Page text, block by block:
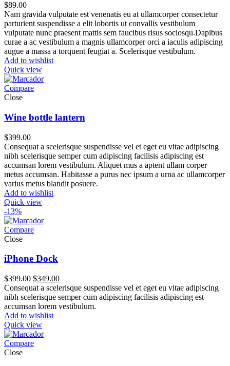
$89.00
Nam gravida vulputate est venenatis eu at ullamcorper consectetur
parturient suspendisse a elit lobortis ut convallis vestibulum
vulputate nunc praesent mattis sem faucibus risus sociosqu.Dapibus
curae a ac vestibulum a magnis ullamcorper orci a iaculis adipiscing
augue a massa a torquent feugiat a. Scelerisque vestibulum.
Add to wishlist
Quick view
Compare
Close
Wine bottle lantern
$399.00
Consequat a scelerisque suspendisse vel et eget eu vitae adipiscing
nibh scelerisque semper cum adipiscing facilisis adipiscing est
accumsan lorem vestibulum. Aliquet mus a aptent ullam corper
metus accumsan. Habitasse a purus nec ipsum a urna ac ullamcorper
varius metus blandit posuere.
Add to wishlist
Quick view
-13%
Compare
Close
iPhone Dock
$399.00 El
precio
original
era:
$399.00.
$349.00El
precio
actual
es:
Consequat a scelerisque suspendisse vel et eget eu vitae adipiscing
nibh scelerisque semper cum adipiscing facilisis adipiscing est
accumsan lorem vestibulum.
Add to wishlist
Quick view
Compare
Close